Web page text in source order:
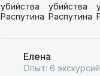
Елена
Опыт: 6 экскурсий